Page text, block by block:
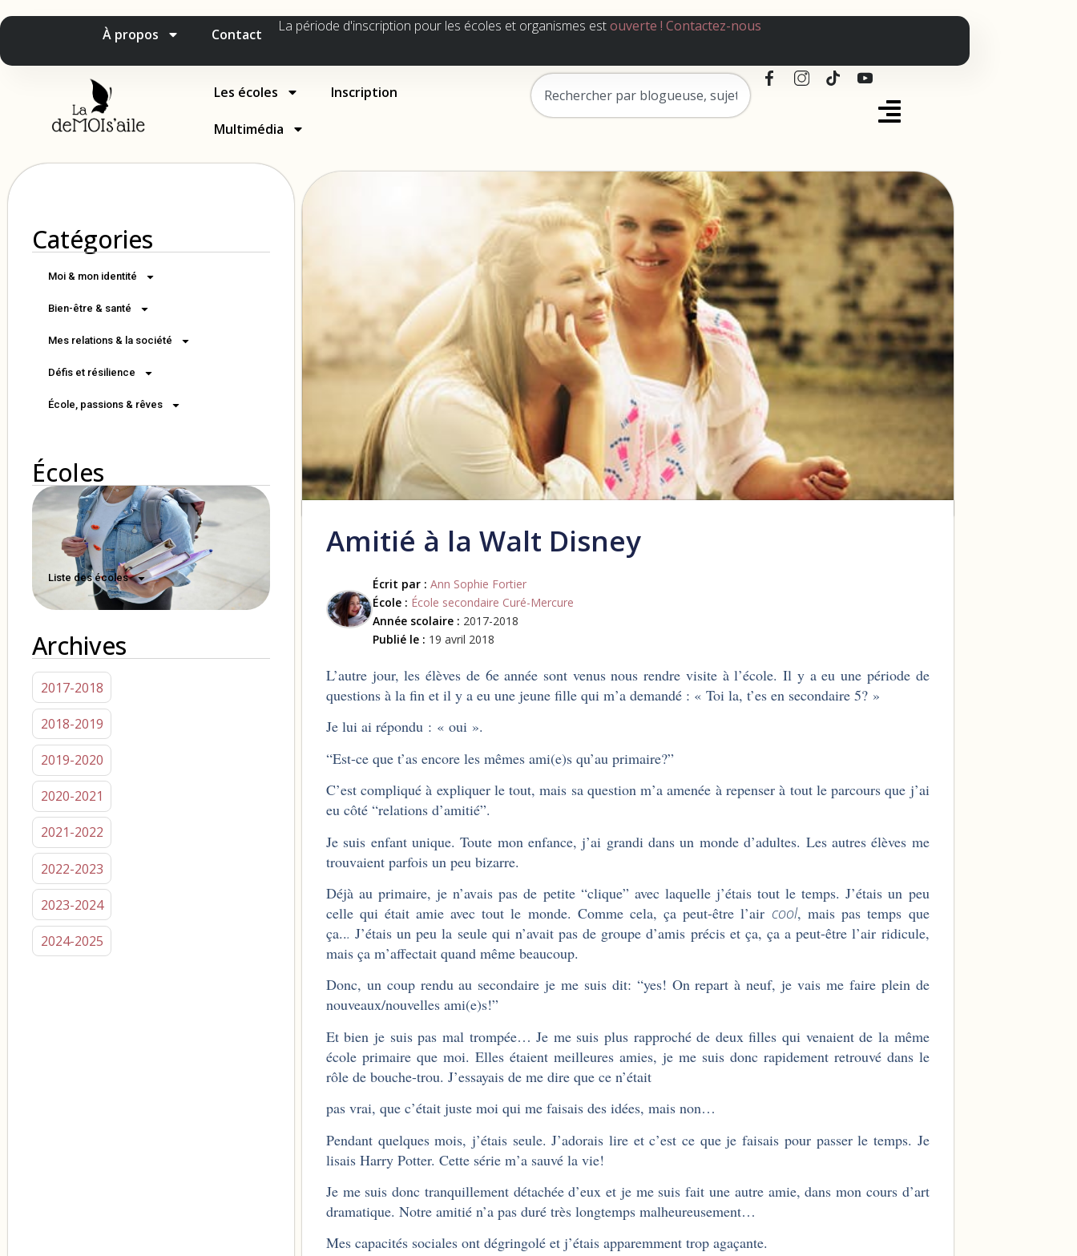
À propos Contact La période d'inscription pour les écoles et organismes estouverte ! Contactez-nous
Les écoles Inscription
Multimédia
Catégories
Moi & mon identité
Bien-être & santé
Mes relations & la société
Défis et résilience
École, passions & rêves
Écoles
Liste des écoles
Archives
2017-2018
2018-2019
2019-2020
2020-2021
2021-2022
2022-2023
2023-2024
2024-2025
Amitié à la Walt Disney
Écrit par : Ann Sophie Fortier
École : École secondaire Curé-Mercure
Année scolaire : 2017-2018
Publié le : 19 avril 2018
L’autre jour, les élèves de 6e année sont venus nous rendre visite à l’école. Il y a eu une période de
questions à la fin et il y a eu une jeune fille qui m’a demandé : « Toi la, t’es en secondaire 5? »
Je lui ai répondu : « oui ».
“Est-ce que t’as encore les mêmes ami(e)s qu’au primaire?”
C’est compliqué à expliquer le tout, mais sa question m’a amenée à repenser à tout le parcours que j’ai
eu côté “relations d’amitié”.
Je suis enfant unique. Toute mon enfance, j’ai grandi dans un monde d’adultes. Les autres élèves me
trouvaient parfois un peu bizarre.
Déjà au primaire, je n’avais pas de petite “clique” avec laquelle j’étais tout le temps. J’étais un peu
celle qui était amie avec tout le monde. Comme cela, ça peut-être l’air cool, mais pas temps que
ça...J’étais un peu la seule qui n’avait pas de groupe d’amis précis et ça, ça a peut-être l’air ridicule,
mais ça m’affectait quand même beaucoup.
Donc, un coup rendu au secondaire je me suis dit: “yes! On repart à neuf, je vais me faire plein de
nouveaux/nouvelles ami(e)s!”
Et bien je suis pas mal trompée… Je me suis plus rapproché de deux filles qui venaient de la même
école primaire que moi. Elles étaient meilleures amies, je me suis donc rapidement retrouvé dans le
rôle de bouche-trou. J’essayais de me dire que ce n’était
pas vrai, que c’était juste moi qui me faisais des idées, mais non…
Pendant quelques mois, j’étais seule. J’adorais lire et c’est ce que je faisais pour passer le temps. Je
lisais Harry Potter. Cette série m’a sauvé la vie!
Je me suis donc tranquillement détachée d’eux et je me suis fait une autre amie, dans mon cours d’art
dramatique. Notre amitié n’a pas duré très longtemps malheureusement…
Mes capacités sociales ont dégringolé et j’étais apparemment trop agaçante.